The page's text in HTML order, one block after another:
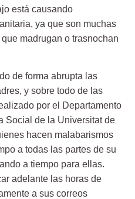
está causando
ya que son muchas
madrugan o trasnochan
de forma abrupta las
y sobre todo de las
por el Departamento
Social de la Universitat de
hacen malabarismos
a todas las partes de su
a tiempo para ellas.
adelante las horas de
a sus correos